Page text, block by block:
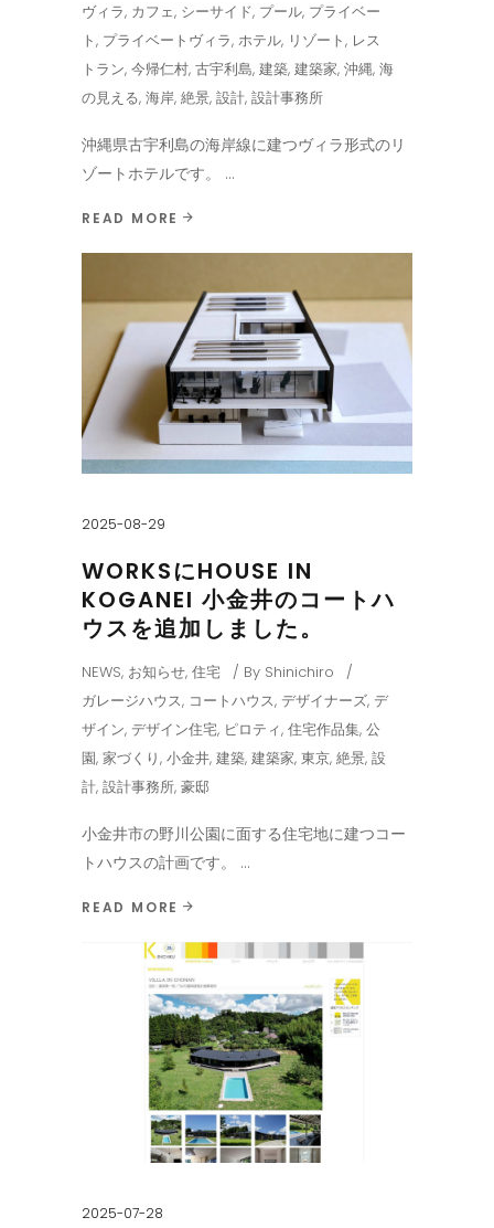
ヴィラ, カフェ, シーサイド, プール, プライベー
ト, プライベートヴィラ, ホテル, リゾート, レス
トラン, 今帰仁村, 古宇利島, 建築, 建築家, 沖縄, 海
の見える, 海岸, 絶景, 設計, 設計事務所
沖縄県古宇利島の海岸線に建つヴィラ形式のリ
ゾートホテルです。
READ MORE
2025-08-29
WORKSにHOUSE IN
KOGANEI 小金井のコートハ
ウスを追加しました。
NEWS, お知らせ, 住宅 By Shinichiro
ガレージハウス, コートハウス, デザイナーズ, デ
ザイン, デザイン住宅, ピロティ, 住宅作品集, 公
園, 家づくり, 小金井, 建築, 建築家, 東京, 絶景, 設
計, 設計事務所, 豪邸
小金井市の野川公園に面する住宅地に建つコー
トハウスの計画です。
READ MORE
2025-07-28